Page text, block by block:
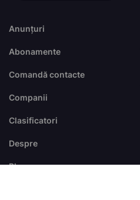
Anunțuri
Abonamente
Comandă contacte
Companii
Clasificatori
Despre
Blog